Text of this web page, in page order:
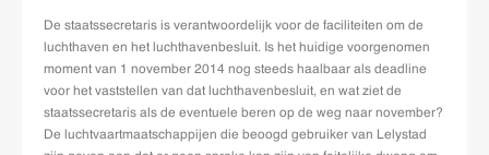
De staatssecretaris is verantwoordelijk voor de faciliteiten om de
luchthaven en het luchthavenbesluit. Is het huidige voorgenomen
moment van 1 november 2014 nog steeds haalbaar als deadline
voor het vaststellen van dat luchthavenbesluit, en wat ziet de
staatssecretaris als de eventuele beren op de weg naar november?
De luchtvaartmaatschappijen die beoogd gebruiker van Lelystad